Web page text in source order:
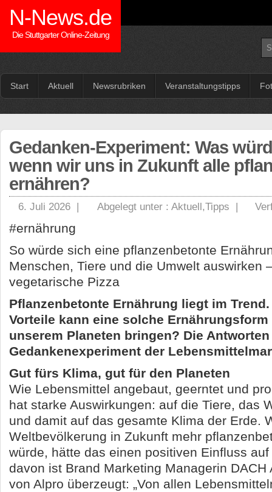
N-News.de
Die Stuttgarter Online-Zeitung
Start Aktuell Newsrubriken Veranstaltungstipps
Gedanken-Experiment: Was
wenn wir uns in Zukunft alle
ernähren?
6. Juli 2026 | Abgelegt unter : Aktuell,Tipps |
#ernährung
So würde sich eine pflanzenbetonte
Menschen, Tiere und die Umwelt auswirken
vegetarische Pizza
Pflanzenbetonte Ernährung liegt im
Vorteile kann eine solche
unserem Planeten bringen? Die
Gedankenexperiment der
Gut fürs Klima, gut für den Planeten
Wie Lebensmittel angebaut, geerntet und
hat starke Auswirkungen: auf die Tiere, das
und damit auf das gesamte Klima der Erde.
Weltbevölkerung in Zukunft mehr
würde, hätte das einen positiven Einfluss
davon ist Brand Marketing Managerin DACH
von Alpro überzeugt: „Von allen